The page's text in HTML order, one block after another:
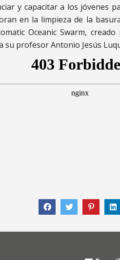
y capacitar a los
en la limpieza de la
Oceanic Swarm,
su profesor Antonio Jesús